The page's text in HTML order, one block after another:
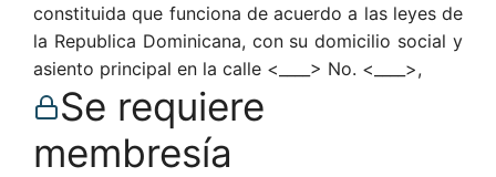
constituida que funciona de acuerdo a las leyes de
la Republica Dominicana, con su domicilio social y
asiento principal en la calle <____> No. <____>,
Se requiere
membresía